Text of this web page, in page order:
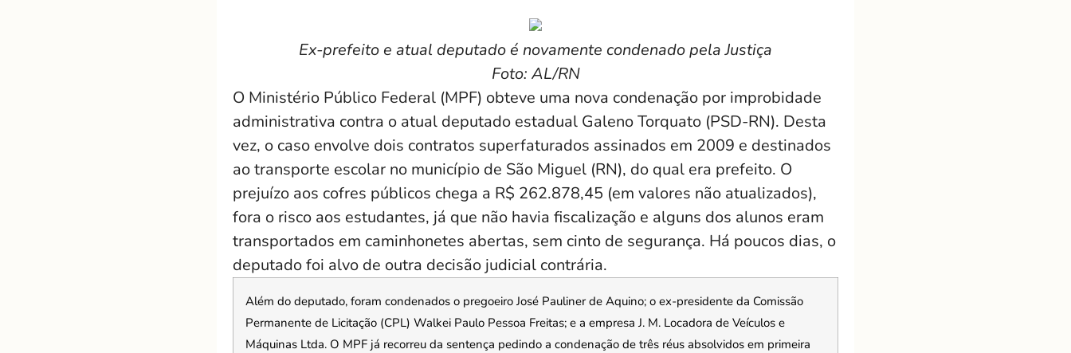
Ex-prefeito e atual deputado é novamente condenado pela Justiça
Foto: AL/RN
O Ministério Público Federal (MPF) obteve uma nova condenação por improbidade
administrativa contra o atual deputado estadual Galeno Torquato (PSD-RN). Desta
vez, o caso envolve dois contratos superfaturados assinados em 2009 e destinados
ao transporte escolar no município de São Miguel (RN), do qual era prefeito. O
prejuízo aos cofres públicos chega a R$ 262.878,45 (em valores não atualizados),
fora o risco aos estudantes, já que não havia fiscalização e alguns dos alunos eram
transportados em caminhonetes abertas, sem cinto de segurança. Há poucos dias, o
deputado foi alvo de outra decisão judicial contrária.
Além do deputado, foram condenados o pregoeiro José Pauliner de Aquino; o ex-presidente da Comissão
Permanente de Licitação (CPL) Walkei Paulo Pessoa Freitas; e a empresa J. M. Locadora de Veículos e
Máquinas Ltda. O MPF já recorreu da sentença pedindo a condenação de três réus absolvidos em primeira